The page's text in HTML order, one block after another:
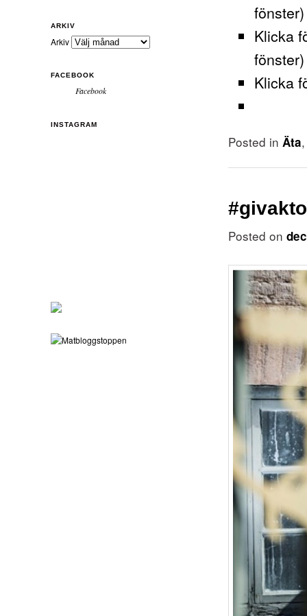
fönster)
Klicka
fönster)
Klicka
Posted in Äta
Posted on
ARKIV
Arkiv
FACEBOOK
Facebook
INSTAGRAM